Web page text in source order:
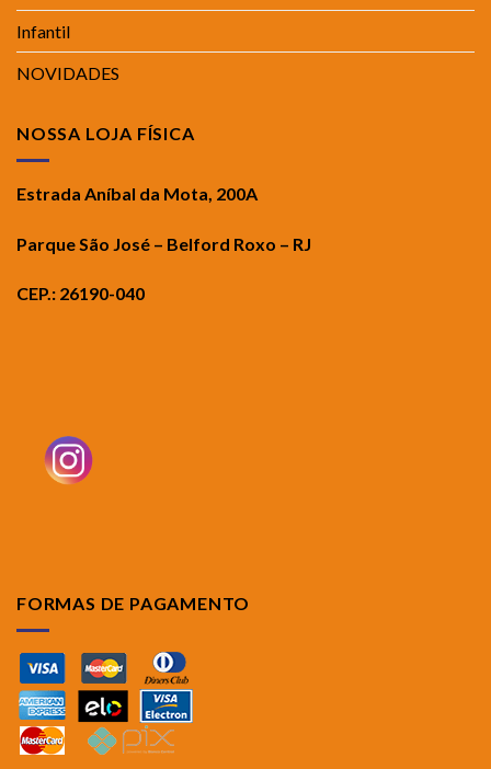
Infantil
NOVIDADES
NOSSA LOJA FÍSICA
Estrada Aníbal da Mota, 200A
Parque São José – Belford Roxo – RJ
CEP.: 26190-040
FORMAS DE PAGAMENTO